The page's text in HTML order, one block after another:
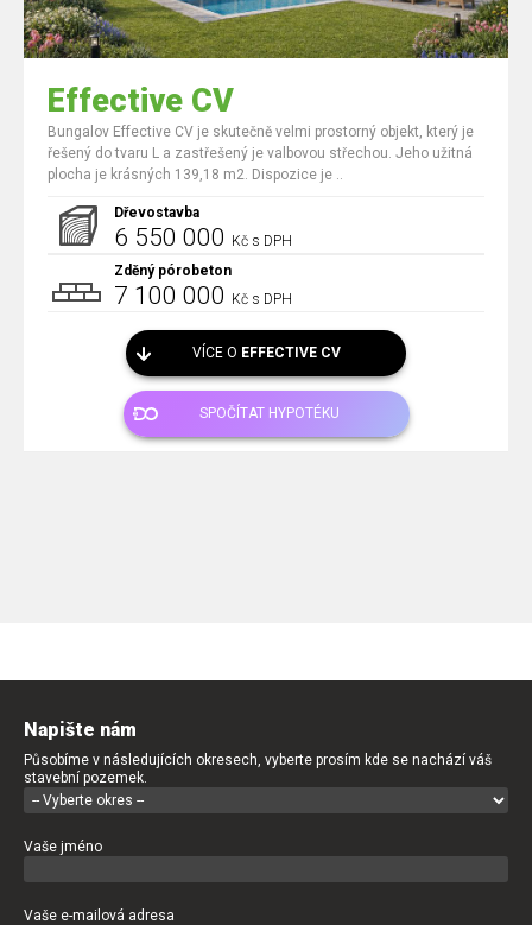
Effective CV
Bungalov Effective CV je skutečně velmi prostorný objekt, který je
řešený do tvaru L a zastřešený je valbovou střechou. Jeho užitná
plocha je krásných 139,18 m2. Dispozice je ..
Dřevostavba
6 550 000 Kč s DPH
Zděný pórobeton
7 100 000 Kč s DPH
VÍCE O EFFECTIVE CV
SPOČÍTAT HYPOTÉKU
Napište nám
Působíme v následujících okresech, vyberte prosím kde se nachází váš
stavební pozemek.
Vaše jméno
Vaše e-mailová adresa